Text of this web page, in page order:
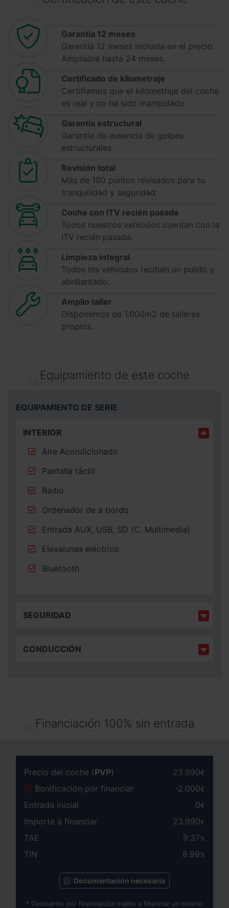
Garantía 12 meses
Garantía 12 meses incluida en el precio.
Ampliable hasta 24 meses.
Certificado de kilometraje
Certifiamos que el kilometraje del coche
es real y no ha sido manipulado.
Garantía estructural
Garantía de ausencia de golpes
estructurales.
Revisión total
Más de 100 puntos revisados para tu
tranquilidad y seguridad.
Coche con ITV recién pasada
Todos nuestros vehículos cuentan con la
ITV recién pasada.
Limpieza integral
Todos los vehículos reciben un pulido y
abrillantado.
Amplio taller
Disponemos de 1.000m2 de talleres
propios.
Equipamiento de este coche
EQUIPAMIENTO DE SERIE
INTERIOR
Aire Acondicionado
Pantalla táctil
Radio
Ordenador de a bordo
Entrada AUX, USB, SD (C. Multimedia)
Elevalunas eléctrico
Bluetooth
SEGURIDAD
CONDUCCIÓN
Financiación 100% sin entrada
Precio del coche (PVP) 23.990€
Bonificación por financiar -2.000€
Entrada inicial 0€
Importe a financiar 23.990€
TAE 9.37%
TIN 8.99%
Documentación necesaria
* Descuento por financiación sujeto a financiar un mínimo